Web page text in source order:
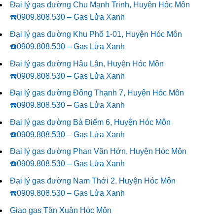
Đại lý gas đường Chu Mạnh Trinh, Huyện Hóc Môn
☎️0909.808.530 – Gas Lửa Xanh
Đại lý gas đường Khu Phố 1-01, Huyện Hóc Môn
☎️0909.808.530 – Gas Lửa Xanh
Đại lý gas đường Hậu Lân, Huyện Hóc Môn
☎️0909.808.530 – Gas Lửa Xanh
Đại lý gas đường Đông Thạnh 7, Huyện Hóc Môn
☎️0909.808.530 – Gas Lửa Xanh
Đại lý gas đường Bà Điểm 6, Huyện Hóc Môn
☎️0909.808.530 – Gas Lửa Xanh
Đại lý gas đường Phan Văn Hớn, Huyện Hóc Môn
☎️0909.808.530 – Gas Lửa Xanh
Đại lý gas đường Nam Thới 2, Huyện Hóc Môn
☎️0909.808.530 – Gas Lửa Xanh
Giao gas Tân Xuân Hóc Môn